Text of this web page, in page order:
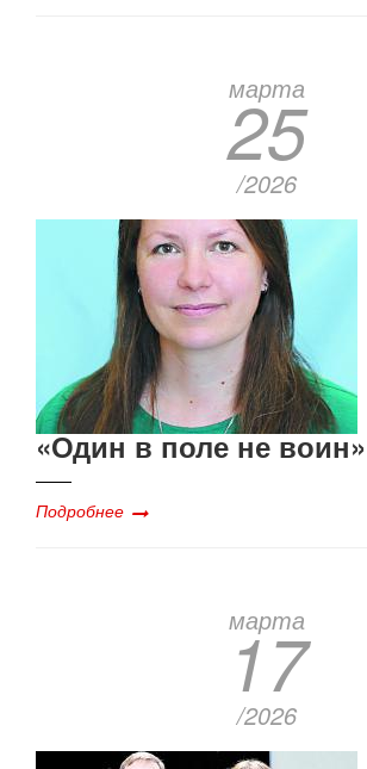
марта
25
/2026
«Один в поле не воин»
Подробнее
марта
17
/2026